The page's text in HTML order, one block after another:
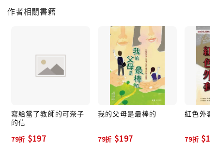
作者相關書籍
寫給當了教師的可奈子
的信
79折 $197
我的父母是最棒的
79折 $197
紅色外套
79折